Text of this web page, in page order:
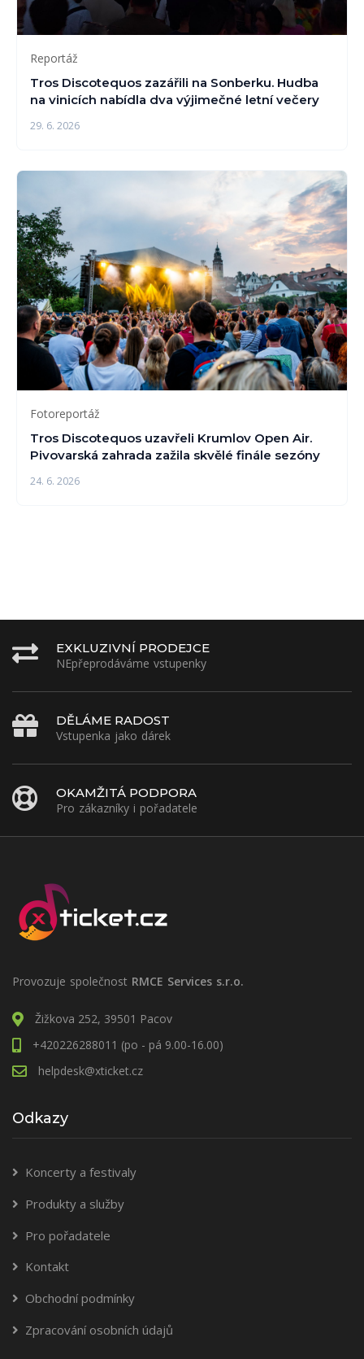
Reportáž
Tros Discotequos zazářili na Sonberku. Hudba
na vinicích nabídla dva výjimečné letní večery
29. 6. 2026
Fotoreportáž
Tros Discotequos uzavřeli Krumlov Open Air.
Pivovarská zahrada zažila skvělé finále sezóny
24. 6. 2026
EXKLUZIVNÍ PRODEJCE
NEpřeprodáváme vstupenky
DĚLÁME RADOST
Vstupenka jako dárek
OKAMŽITÁ PODPORA
Pro zákazníky i pořadatele
Provozuje společnost RMCE Services s.r.o.
Žižkova 252, 39501 Pacov
+420226288011 (po - pá 9.00-16.00)
helpdesk@xticket.cz
Odkazy
Koncerty a festivaly
Produkty a služby
Pro pořadatele
Kontakt
Obchodní podmínky
Zpracování osobních údajů